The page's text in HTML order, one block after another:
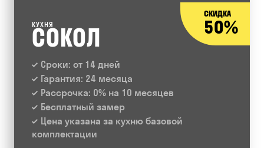
СКИДКА
50%
КУХНЯ
СОКОЛ
Сроки: от 14 дней
Гарантия: 24 месяца
Рассрочка: 0% на 10 месяцев
Бесплатный замер
Цена указана за кухню базовой
комплектации